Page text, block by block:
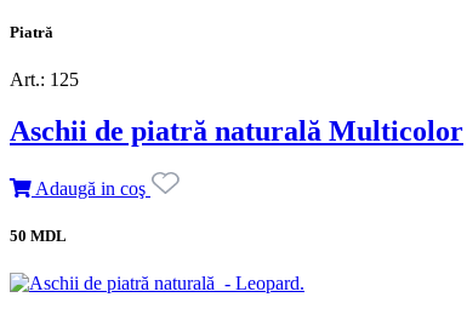
Piatră
Art.: 125
Aschii de piatră naturală Multicolor
Adaugă in coş
50 MDL